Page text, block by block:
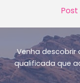
Post
Venha descobrir
qualificada que